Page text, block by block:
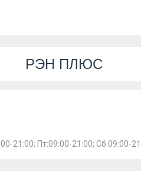
РЭН ПЛЮС
21:00; Пт:09:00-21:00; Сб:09:00-